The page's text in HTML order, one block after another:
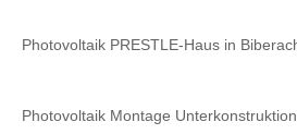
Photovoltaik PRESTLE-Haus in
Photovoltaik Montage